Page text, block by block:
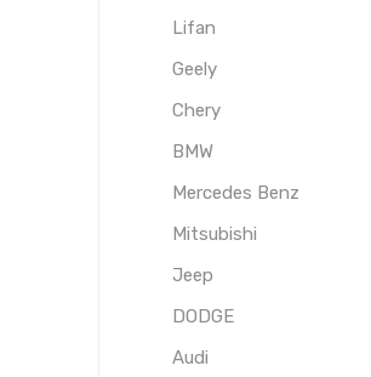
Lifan
Geely
Chery
BMW
Mercedes Benz
Mitsubishi
Jeep
DODGE
Audi